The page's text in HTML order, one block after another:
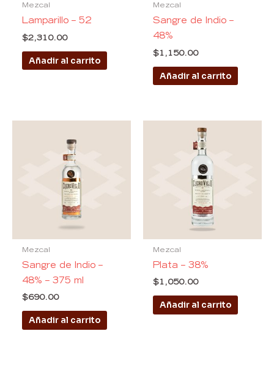
Mezcal
Lamparillo – 52
$2,310.00
Añadir al carrito
Mezcal
Sangre de Indio –
48%
$1,150.00
Añadir al carrito
Mezcal
Sangre de Indio –
48% – 375 ml
$690.00
Añadir al carrito
Mezcal
Plata – 38%
$1,050.00
Añadir al carrito